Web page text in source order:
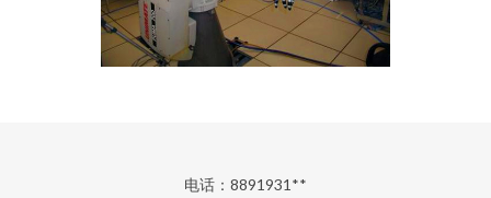
电话：8891931**